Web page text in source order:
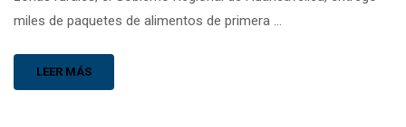
miles de paquetes de alimentos de primera …
LEER MÁS